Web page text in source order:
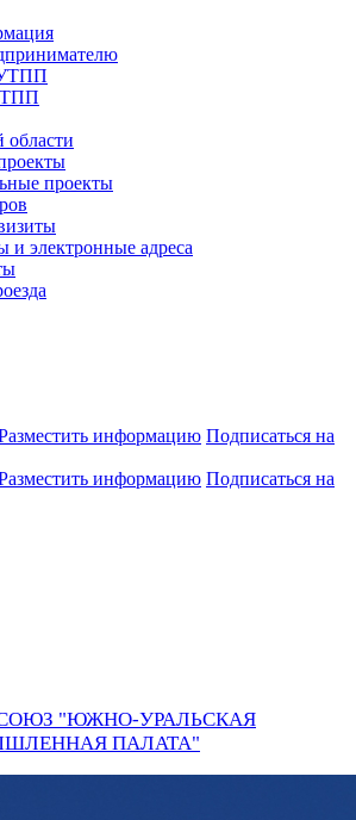
области
проекты
и электронные адреса
информацию Подписаться на
информацию Подписаться на
"ЮЖНО-УРАЛЬСКАЯ
ПАЛАТА"